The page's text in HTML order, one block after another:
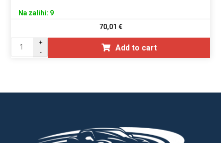
Na zalihi: 9
70,01 €
+
-
Add to cart